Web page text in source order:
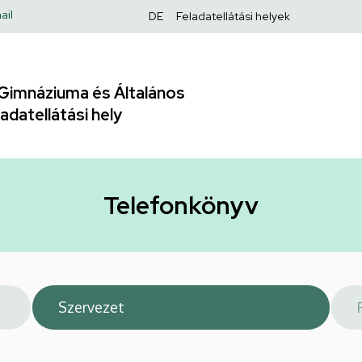
Felső
DE Feladatellátási helyek
és Általános
hely
Telefonkönyv